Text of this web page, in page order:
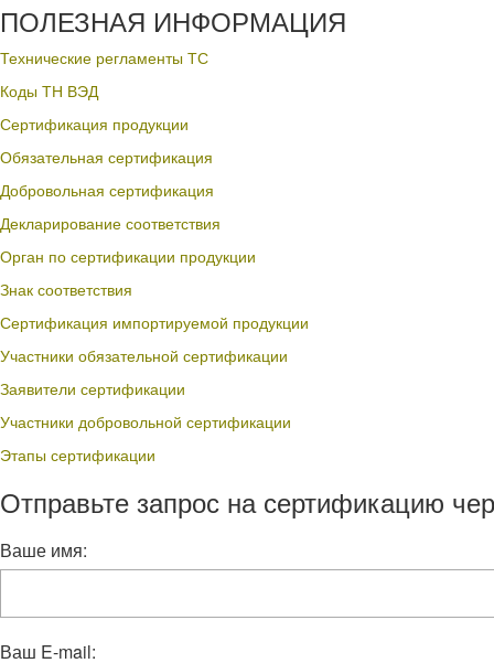
ПОЛЕЗНАЯ ИНФОРМАЦИЯ
Технические регламенты ТС
Коды ТН ВЭД
Сертификация продукции
Обязательная сертификация
Добровольная сертификация
Декларирование соответствия
Орган по сертификации продукции
Знак соответствия
Сертификация импортируемой продукции
Участники обязательной сертификации
Заявители сертификации
Участники добровольной сертификации
Этапы сертификации
Отправьте запрос на сертификацию
Ваше имя:
Ваш E-mail: